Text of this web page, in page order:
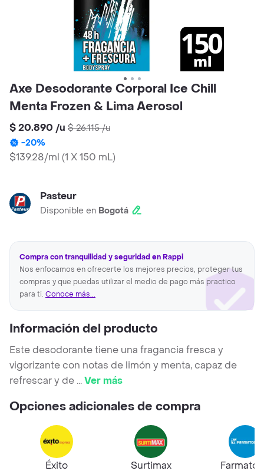
Axe Desodorante Corporal Ice Chill
Menta Frozen & Lima Aerosol
$ 20.890 /u $ 26.115/u
-20%
$139.28/ml (1 X 150 mL)
Pasteur
Disponible en Bogotá
Compra con tranquilidad y seguridad en Rappi
Nos enfocamos en ofrecerte los mejores precios, proteger tus
compras y que puedas utilizar el medio de pago más practico
para ti. Conoce más...
Información del producto
Este desodorante tiene una fragancia fresca y
vigorizante con notas de limón y menta, capaz de
refrescar y de ...Ver más
Opciones adicionales de compra
Éxito
Surtimax